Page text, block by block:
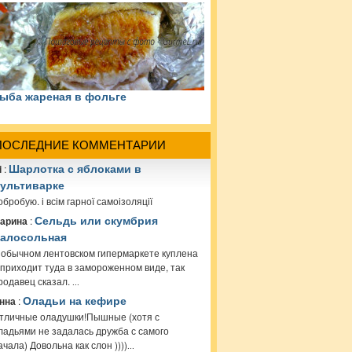
жареная в фольге
КОММЕНТАРИИ
: Шарлотка с яблоками в
і всім гарної самоізоляції
:Сельдь или скумбрия
лентовском гипермаркете куплена
туда в замороженном виде, так
сказал. ...
:Оладьи на кефире
оладушки!Пышные (хотя с
не задалась дружба с самого
Довольна как слон ))))...